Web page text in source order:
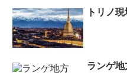
トリノ
ランゲ